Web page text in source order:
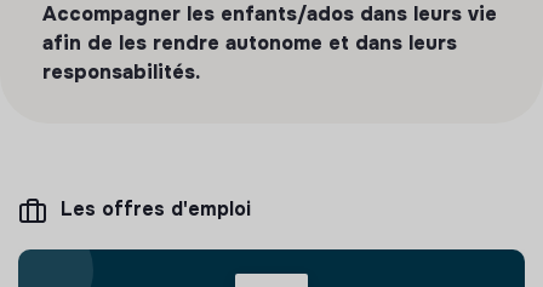
Accompagner les enfants/ados dans leurs vie
afin de les rendre autonome et dans leurs
responsabilités.
Les offres d'emploi